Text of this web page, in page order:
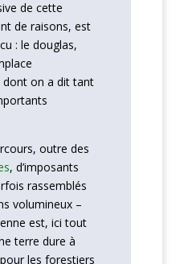
de cette
de raisons, est
: le douglas,
dont on a dit tant
outre des
, d’imposants
rassemblés
volumineux –
est, ici tout
terre dure à
les forestiers